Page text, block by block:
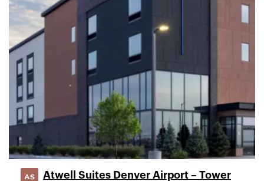
Atwell Suites Denver Airport – Tower